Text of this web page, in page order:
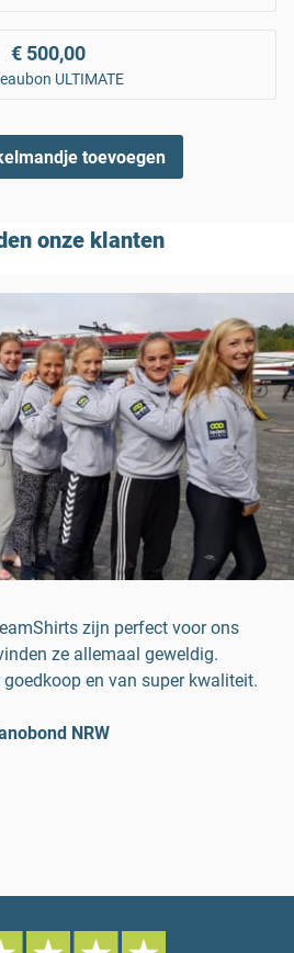
€ 500,00
ULTIMATE
toevoegen
onze klanten
zijn perfect voor ons
ze allemaal geweldig.
en van super kwaliteit.
NRW